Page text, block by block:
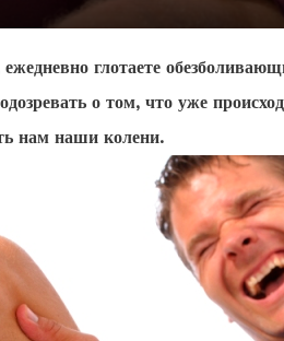
глотаете
о том, что уже
нам наши колени.